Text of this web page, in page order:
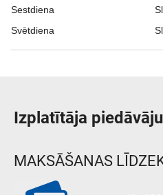
Sestdiena
Svētdiena
Izplatītāja
MAKSĀŠANAS